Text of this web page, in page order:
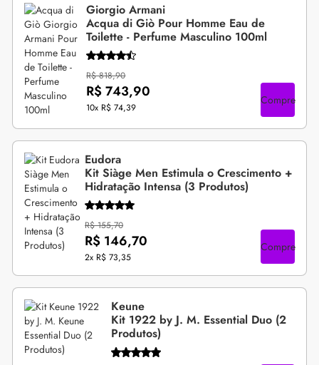
Giorgio Armani
Acqua di Giò Pour Homme Eau de
Toilette - Perfume Masculino 100ml
R$ 818,90
R$ 743,90
10x R$ 74,39
Compre
Eudora
Kit Siàge Men Estimula o Crescimento +
Hidratação Intensa (3 Produtos)
R$ 155,70
R$ 146,70
2x R$ 73,35
Compre
Keune
Kit 1922 by J. M. Essential Duo (2
Produtos)